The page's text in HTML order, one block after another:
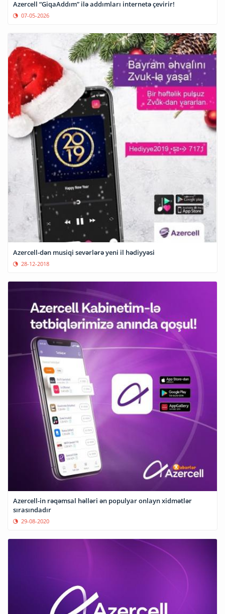
Azercell “GiqaAddım” ilə addımları internetə çevirir!
07-05-2026
Azercell-dən musiqi sevərlərə yeni il hədiyyəsi
28-12-2018
Azercell-in rəqəmsal həlləri ən populyar onlayn xidmətlər
sırasındadır
29-08-2020